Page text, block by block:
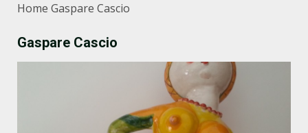
Home Gaspare Cascio
Gaspare Cascio